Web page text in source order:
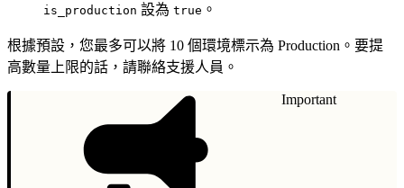
is_production 設為 true 。
根據預設，您最多可以將 10 個環境標示為 Production。要提
高數量上限的話，請聯絡支援人員。
Important